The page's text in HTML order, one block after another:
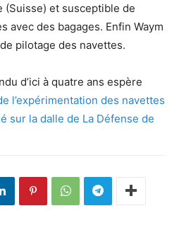
(Suisse) et susceptible de
avec des bagages. Enfin Waym
pilotage des navettes.
d’ici à quatre ans espère
l’expérimentation des navettes
sur la dalle de La Défense de